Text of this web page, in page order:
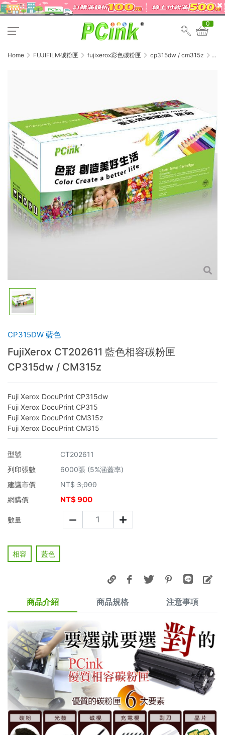
0
Home FUJIFILM碳粉匣 fujixerox彩色碳粉匣
cp315dw / cm315z
/
CP315DW 藍色
FujiXerox CT202611 藍色相容碳粉匣
CP315dw / CM315z
Fuji Xerox DocuPrint CP315dw
Fuji Xerox DocuPrint CP315
Fuji Xerox DocuPrint CM315z
Fuji Xerox DocuPrint CM315
型號
CT202611
列印張數
6000張 (5%涵蓋率)
建議市價
NT$ 3,000
網購價
NT$900
數量
相容 藍色
商品介紹 商品規格 注意事項